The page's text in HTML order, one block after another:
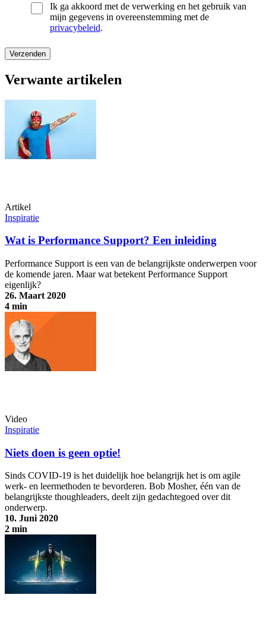
Ik ga akkoord met de verwerking en het gebruik van
mijn gegevens in overeenstemming met de
privacybeleid.
Verwante artikelen
Artikel
Inspiratie
Wat is Performance Support? Een inleiding
Performance Support is een van de belangrijkste onderwerpen voor
de komende jaren. Maar wat betekent Performance Support
eigenlijk?
26. Maart 2020
4 min
Wat is Performance Support? Een inleiding
Video
Inspiratie
Niets doen is geen optie!
Sinds COVID-19 is het duidelijk hoe belangrijk het is om agile
werk- en leermethoden te bevorderen. Bob Mosher, één van de
belangrijkste thoughleaders, deelt zijn gedachtegoed over dit
onderwerp.
10. Juni 2020
2 min